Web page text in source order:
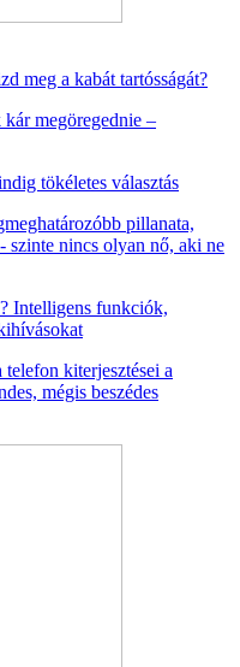
meg a kabát tartósságát?
megöregednie –
tökéletes választás
pillanata,
szinte nincs olyan nő, aki ne
Intelligens funkciók,
kiterjesztései a
mégis beszédes